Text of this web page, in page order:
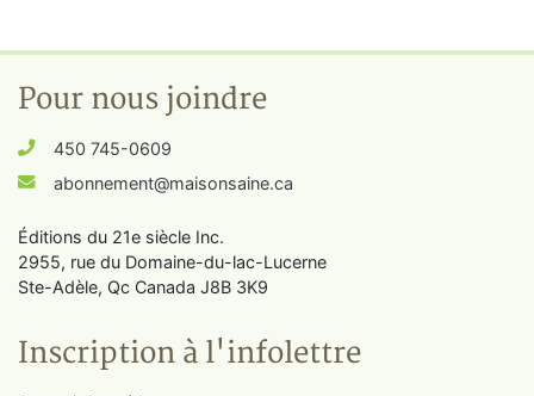
Pour nous joindre
450 745-0609
abonnement@maisonsaine.ca
Éditions du 21e siècle Inc.
2955, rue du Domaine-du-lac-Lucerne
Ste-Adèle, Qc Canada J8B 3K9
Inscription à l'infolettre